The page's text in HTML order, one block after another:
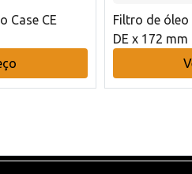
Case CE
Filtro de
DE x 172 mm